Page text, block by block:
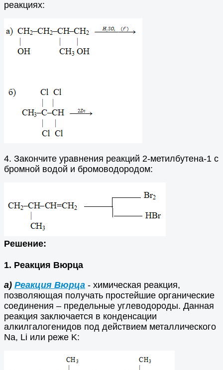
реакциях:
4. Закончите уравнения реакций 2-метилбутена-1 с
бромной водой и бромоводородом:
Решение:
1. Реакция Вюрца
а) Реакция Вюрца - химическая реакция,
позволяющая получать простейшие органические
соединения – предельные углеводороды. Данная
реакция заключается в конденсации
алкилгалогенидов под действием металлического
Na, Li или реже K: